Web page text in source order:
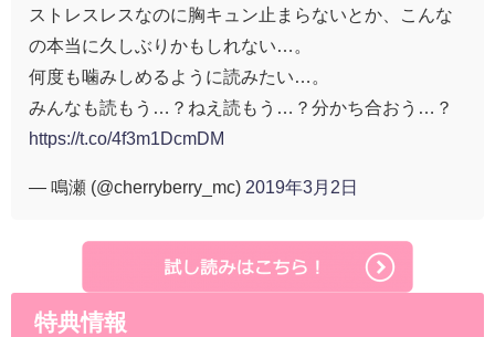
ストレスレスなのに胸キュン止まらないとか、こんな
の本当に久しぶりかもしれない…。
何度も噛みしめるように読みたい…。
みんなも読もう…？ねえ読もう…？分かち合おう…？
https://t.co/4f3m1DcmDM
— 鳴瀬 (@cherryberry_mc) 2019年3月2日
特典情報